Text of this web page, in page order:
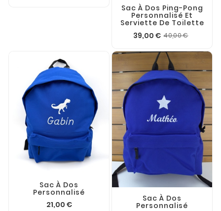
Sac À Dos Ping-Pong
Personnalisé Et
Serviette De Toilette
39,00 € 40,00 €
Sac À Dos
Personnalisé
21,00 €
Sac À Dos
Personnalisé